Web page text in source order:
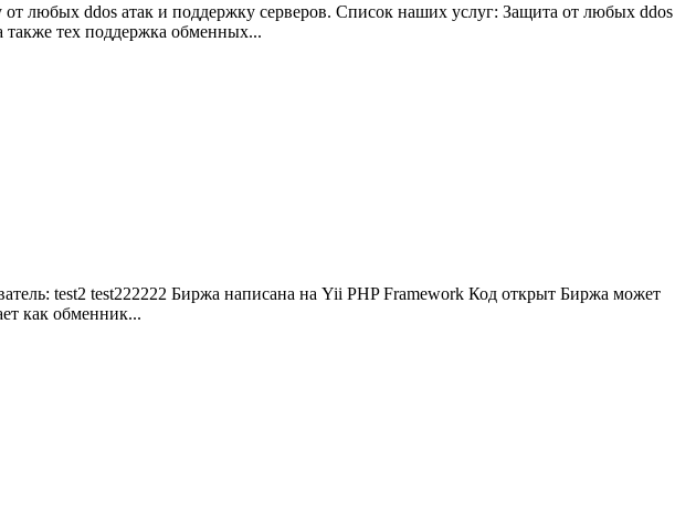
любых ddos атак и поддержку серверов. Список наших услуг: Защита от любых ddos
также тех поддержка обменных...
test2 test222222 Биржа написана на Yii PHP Framework Код открыт Биржа может
как обменник...